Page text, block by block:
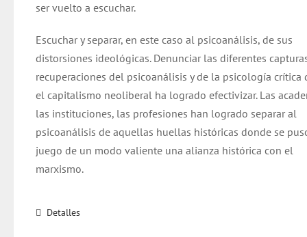
ser vuelto a escuchar.
Escuchar y separar, en este caso al psicoanálisis, de sus
distorsiones ideológicas. Denunciar las diferentes
recuperaciones del psicoanálisis y de la psicología crítica
el capitalismo neoliberal ha logrado efectivizar. Las
las instituciones, las profesiones han logrado separar al
psicoanálisis de aquellas huellas históricas donde se
juego de un modo valiente una alianza histórica con el
marxismo.
Detalles